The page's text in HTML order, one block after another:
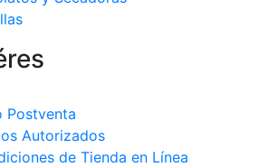
Postventa
Autorizados
de Tienda en Línea